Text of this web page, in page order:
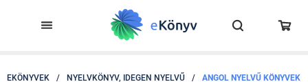
EKÖNYVEK / NYELVKÖNYV, IDEGEN NYELVŰ / ANGOL NYELVŰ KÖNYVEK